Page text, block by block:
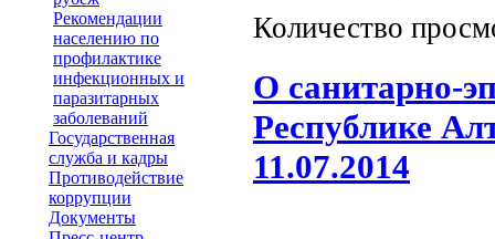
Рекомендации
населению по
профилактике
инфекционных и
паразитарных
заболеваний
Государственная
служба и кадры
Противодействие
коррупции
Документы
Количество
О санитарно-
Республике
11.07.2014